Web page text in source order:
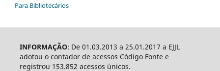
Para Bibliotecários
INFORMAÇÃO: De 01.03.2013 a 25.01.2017 a EJJL
adotou o contador de acessos Código Fonte e
registrou 153.852 acessos únicos.